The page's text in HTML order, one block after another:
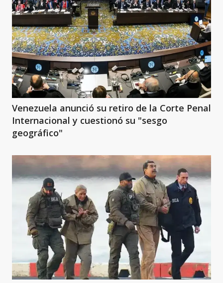
Venezuela anunció su retiro de la Corte Penal
Internacional y cuestionó su "sesgo
geográfico"